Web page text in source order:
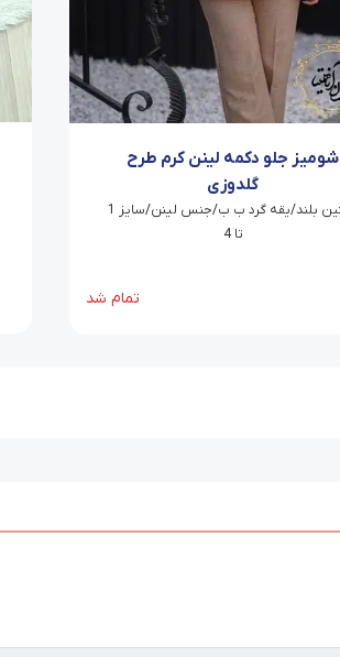
شومیز جلو دکمه لینن کرم طرح
گلدوزی
آستین بلند/یقه گرد ب ب/جنس لینن/سایز 1
تا 4
تمام شد